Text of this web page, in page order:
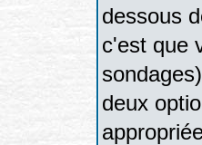
dessous
c'est que
deux